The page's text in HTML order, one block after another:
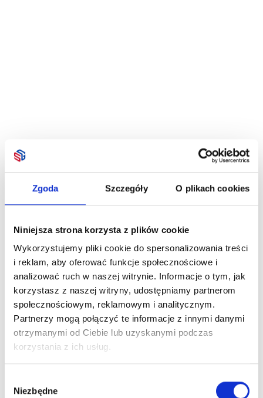
Zgoda Szczegóły O plikach cookies
Niniejsza strona korzysta z plików cookie
Wykorzystujemy pliki cookie do spersonalizowania treści
i reklam, aby oferować funkcje społecznościowe i
analizować ruch w naszej witrynie. Informacje o tym, jak
korzystasz z naszej witryny, udostępniamy partnerom
społecznościowym, reklamowym i analitycznym.
Partnerzy mogą połączyć te informacje z innymi danymi
otrzymanymi od Ciebie lub uzyskanymi podczas
korzystania z ich usług.
zgody
Niezbędne